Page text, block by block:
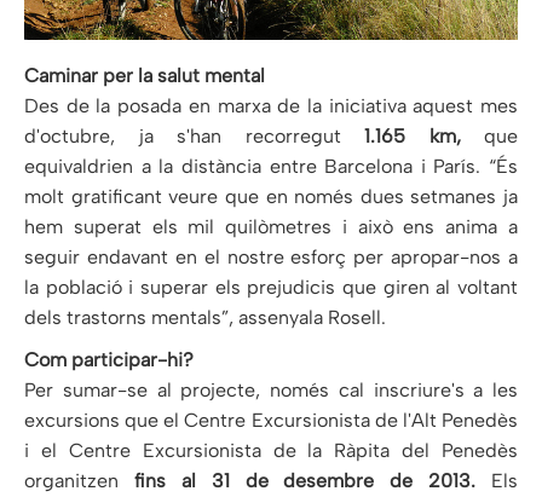
Caminar per la salut mental
Des de la posada en marxa de la iniciativa aquest mes
d'octubre, ja s'han recorregut 1.165 km, que
equivaldrien a la distància entre Barcelona i París. “És
molt gratificant veure que en només dues setmanes ja
hem superat els mil quilòmetres i això ens anima a
seguir endavant en el nostre esforç per apropar-nos a
la població i superar els prejudicis que giren al voltant
dels trastorns mentals”, assenyala Rosell.
Com participar-hi?
Per sumar-se al projecte, només cal inscriure's a les
excursions que el Centre Excursionista de l'Alt Penedès
i el Centre Excursionista de la Ràpita del Penedès
organitzen fins al 31 de desembre de 2013. Els